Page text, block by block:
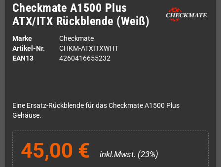
Checkmate A1500 Plus
ATX/ITX Rückblende (Weiß)
Marke
Checkmate
Artikel-Nr.
CHKM-ATXITXWHT
EAN13
4260416655232
Eine Ersatz-Rückblende für das Checkmate A1500 Plus
Gehäuse.
45,00 € inkl.Mwst. (23%)